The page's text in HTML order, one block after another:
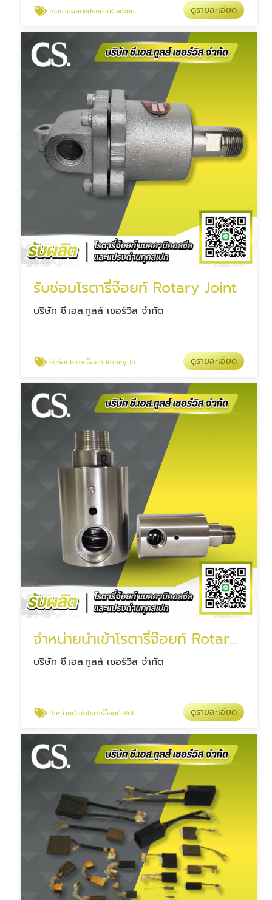
โรงงานผลิตแปรงถ่านCarbon Brush ดูรายละเอียด
รับซ่อมโรตารี่จ๊อยท์ Rotary Joint
บริษัท ซี.เอส.ทูลส์ เซอร์วิส จำกัด
รับซ่อมโรตารี่จ๊อยท์ Rotary Joint ดูรายละเอียด
จำหน่ายนำเข้าโรตารี่จ๊อยท์ Rotary Joint
บริษัท ซี.เอส.ทูลส์ เซอร์วิส จำกัด
จำหน่ายนำเข้าโรตารี่จ๊อยท์ Rotary Joint ดูรายละเอียด